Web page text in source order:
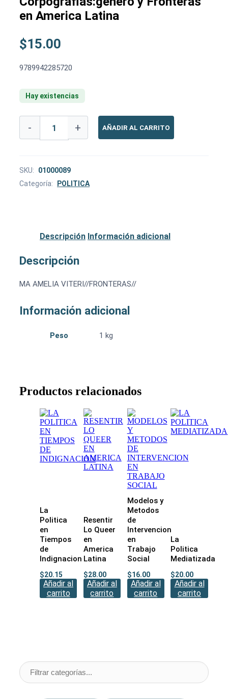
en America Latina
$15.00
9789942285720
Hay existencias
-
CORPOGRAFIAS:GENERO
FRONTERAS
LATINA
cantidad
+ AÑADIR AL CARRITO
SKU:
01000089
Categoría:
POLITICA
Descripción Información adicional
Descripción
MA AMELIA VITERI//FRONTERAS//
Información adicional
Peso 1 kg
Productos relacionados
La
Politica
en
Tiempos
de
Indignacion
$20.15
Añadir al
carrito
Resentir
Lo Queer
en
America
Latina
$28.00
Añadir al
carrito
Modelos y
Metodos
de
Intervencion
en
Trabajo
Social
$16.00
Añadir al
carrito
La
Politica
Mediatizada
$20.00
Añadir al
carrito